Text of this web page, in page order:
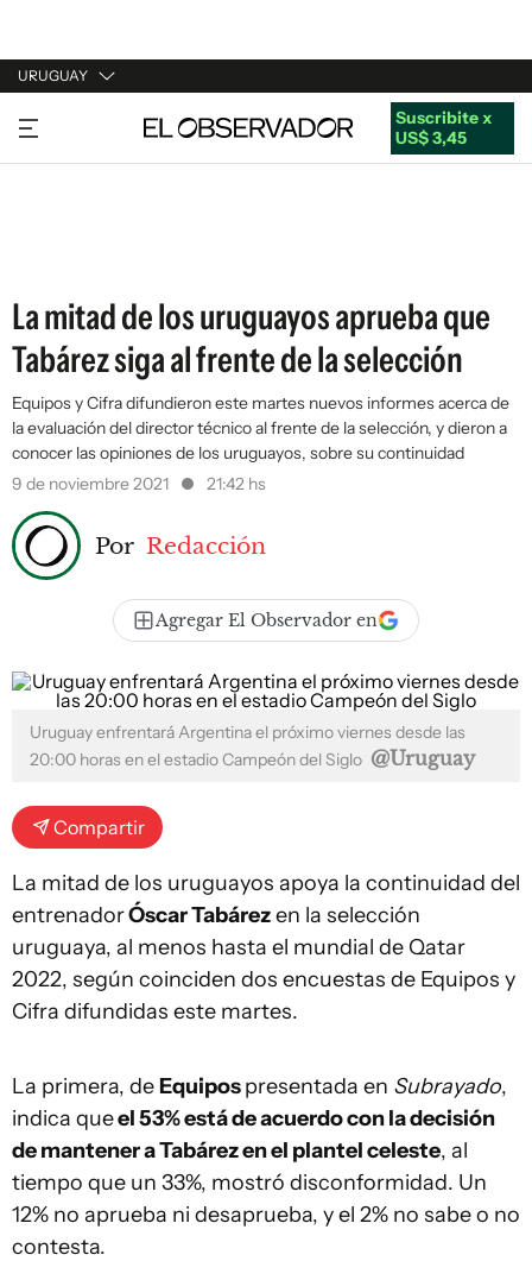
URUGUAY
URUGUAY
ARGENTINA
Suscribite x
US$ 3,45
La mitad de los uruguayos aprueba que
Tabárez siga al frente de la selección
Equipos y Cifra difundieron este martes nuevos informes acerca de
la evaluación del director técnico al frente de la selección, y dieron a
conocer las opiniones de los uruguayos, sobre su continuidad
9 de noviembre 2021
21:42 hs
Por Redacción
Agregar El Observador en
Uruguay enfrentará Argentina el próximo viernes desde las
20:00 horas en el estadio Campeón del Siglo @Uruguay
Compartir
La mitad de los uruguayos apoya la continuidad del
entrenadorÓscar Tabárezen la selección
uruguaya, al menos hasta el mundial de Qatar
2022, según coinciden dos encuestas de Equipos y
Cifra difundidas este martes.
La primera, de Equipospresentada en Subrayado,
indica queel 53% está de acuerdo con la decisión
de mantener a Tabárez en el plantel celeste, al
tiempo que un 33%, mostró disconformidad. Un
12% no aprueba ni desaprueba, y el 2% no sabe o no
contesta.